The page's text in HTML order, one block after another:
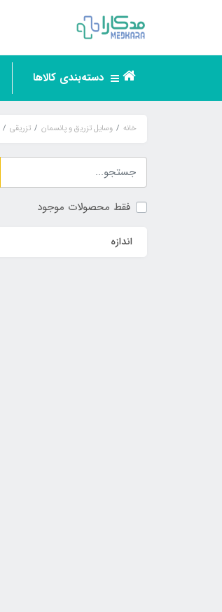
دسته‌بندی کالاها
خانه وسایل تزریق و پانسمان تزریقی
فقط محصولات موجود
اندازه